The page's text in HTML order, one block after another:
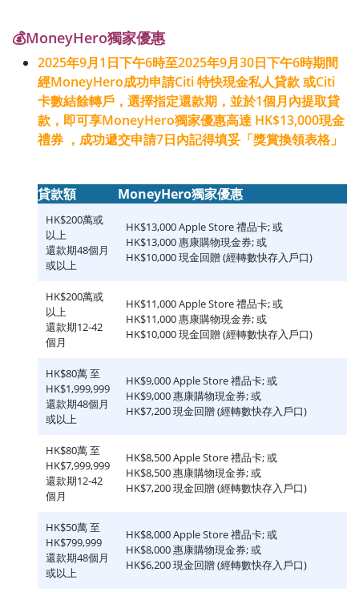
💰MoneyHero獨家優惠
2025年9月1日下午6時至2025年9月30日下午6時期間
經MoneyHero成功申請Citi 特快現金私人貸款 或Citi
卡數結餘轉戶，選擇指定還款期，並於1個月內提取貸
款，即可享MoneyHero獨家優惠高達 HK$13,000現金
禮券 ，成功遞交申請7日內記得填妥「獎賞換領表格」
貸款額 MoneyHero獨家優惠
HK$200萬或
以上
還款期48個月
或以上
HK$13,000 Apple Store 禮品卡; 或
HK$13,000 惠康購物現金券; 或
HK$10,000 現金回贈 (經轉數快存入戶口)
HK$200萬或
以上
還款期12-42
個月
HK$11,000 Apple Store 禮品卡; 或
HK$11,000 惠康購物現金券; 或
HK$10,000 現金回贈 (經轉數快存入戶口)
HK$80萬 至
HK$1,999,999
還款期48個月
或以上
HK$9,000 Apple Store 禮品卡; 或
HK$9,000 惠康購物現金券; 或
HK$7,200 現金回贈 (經轉數快存入戶口)
HK$80萬 至
HK$7,999,999
還款期12-42
個月
HK$8,500 Apple Store 禮品卡; 或
HK$8,500 惠康購物現金券; 或
HK$7,200 現金回贈 (經轉數快存入戶口)
HK$50萬 至
HK$799,999
還款期48個月
或以上
HK$8,000 Apple Store 禮品卡; 或
HK$8,000 惠康購物現金券; 或
HK$6,200 現金回贈 (經轉數快存入戶口)